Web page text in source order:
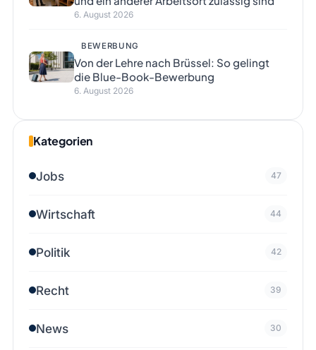
6. August 2026
BEWERBUNG
Von der Lehre nach Brüssel: So gelingt
die Blue-Book-Bewerbung
6. August 2026
Kategorien
Jobs 47
Wirtschaft 44
Politik 42
Recht 39
News 30